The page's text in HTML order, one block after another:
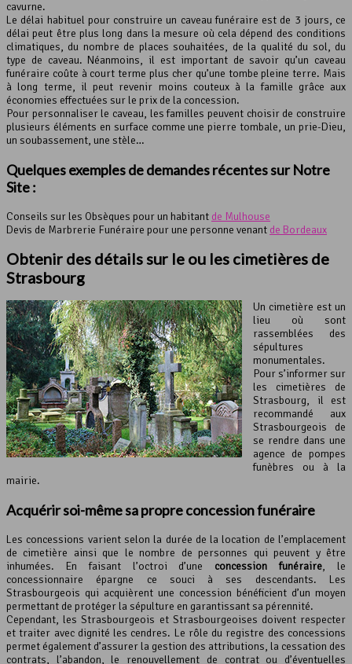
cavurne.
Le délai habituel pour construire un caveau funéraire est de 3 jours, ce
délai peut être plus long dans la mesure où cela dépend des conditions
climatiques, du nombre de places souhaitées, de la qualité du sol, du
type de caveau. Néanmoins, il est important de savoir qu’un caveau
funéraire coûte à court terme plus cher qu’une tombe pleine terre. Mais
à long terme, il peut revenir moins couteux à la famille grâce aux
économies effectuées sur le prix de la concession.
Pour personnaliser le caveau, les familles peuvent choisir de construire
plusieurs éléments en surface comme une pierre tombale, un prie-Dieu,
un soubassement, une stèle…
Quelques exemples de demandes récentes sur Notre
Site :
Conseils sur les Obsèques pour un habitant de Mulhouse
Devis de Marbrerie Funéraire pour une personne venant de Bordeaux
Obtenir des détails sur le ou les cimetières de
Strasbourg
Un cimetière est un
lieu où sont
rassemblées des
sépultures
monumentales.
Pour s’informer sur
les cimetières de
Strasbourg, il est
recommandé aux
Strasbourgeois de
se rendre dans une
agence de pompes
funèbres ou à la
mairie.
Acquérir soi-même sa propre concession funéraire
Les concessions varient selon la durée de la location de l’emplacement
de cimetière ainsi que le nombre de personnes qui peuvent y être
inhumées. En faisant l’octroi d’une concession funéraire, le
concessionnaire épargne ce souci à ses descendants. Les
Strasbourgeois qui acquièrent une concession bénéficient d’un moyen
permettant de protéger la sépulture en garantissant sa pérennité.
Cependant, les Strasbourgeois et Strasbourgeoises doivent respecter
et traiter avec dignité les cendres. Le rôle du registre des concessions
permet également d’assurer la gestion des attributions, la cessation des
contrats, l’abandon, le renouvellement de contrat ou d’éventuelles